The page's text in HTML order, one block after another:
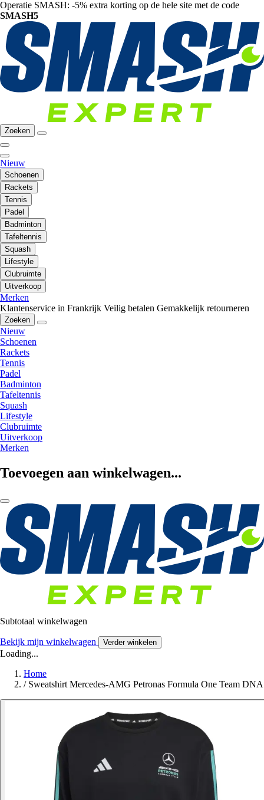
Operatie SMASH: -5% extra korting op de hele site met de code
SMASH5
Zoeken
Nieuw
Schoenen
Rackets
Tennis
Padel
Badminton
Tafeltennis
Squash
Lifestyle
Clubruimte
Uitverkoop
Merken
Klantenservice in Frankrijk Veilig betalen Gemakkelijk retourneren
Zoeken
Nieuw
Schoenen
Rackets
Tennis
Padel
Badminton
Tafeltennis
Squash
Lifestyle
Clubruimte
Uitverkoop
Merken
Toevoegen aan winkelwagen...
Subtotaal winkelwagen
Bekijk mijn winkelwagen Verder winkelen
Loading...
Home
/ Sweatshirt Mercedes-AMG Petronas Formula One Team DNA